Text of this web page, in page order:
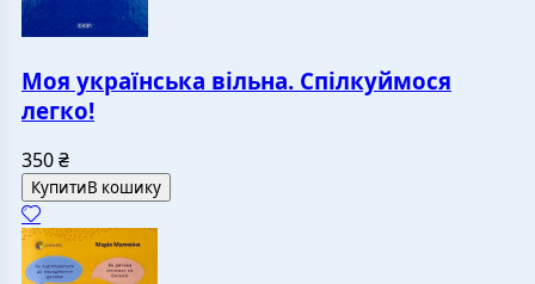
Моя українська вільна. Спілкуймося
легко!
350₴
КупитиВ кошику